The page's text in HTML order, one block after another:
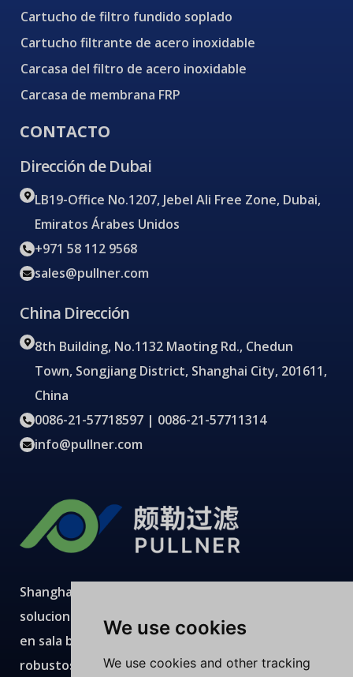
We use cookies
We use cookies and other tracking
Shanghai Pullner desarrolla, fabrica y suministra
soluciones avanzadas de filtración con producción
en sala blanca, laboratorios modernos, equipos
robustos y equipos técnicos expertos.
Cartucho de filtro fundido soplado
Cartucho filtrante de acero inoxidable
Carcasa del filtro de acero inoxidable
Carcasa de membrana FRP
CONTACTO
Dirección de Dubai
LB19-Office No.1207, Jebel Ali Free Zone, Dubai,
Emiratos Árabes Unidos
+971 58 112 9568
sales@pullner.com
China Dirección
8th Building, No.1132 Maoting Rd., Chedun
Town, Songjiang District, Shanghai City, 201611,
China
0086-21-57718597 | 0086-21-57711314
info@pullner.com